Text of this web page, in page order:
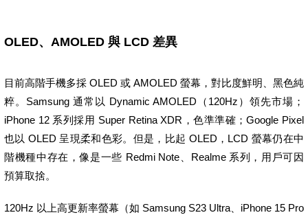
OLED、AMOLED 與 LCD 差異
目前高階手機多採 OLED 或 AMOLED 螢幕，對比度鮮明、黑色純
粹。Samsung 通常以 Dynamic AMOLED（120Hz）領先市場；
iPhone 12 系列採用 Super Retina XDR，色準準確；Google Pixel
也以 OLED 呈現柔和色彩。但是，比起 OLED，LCD 螢幕仍在中
階機種中存在，像是一些 Redmi Note、Realme 系列，用戶可因
預算取捨。
120Hz 以上高更新率螢幕（如 Samsung S23 Ultra、iPhone 15 Pro